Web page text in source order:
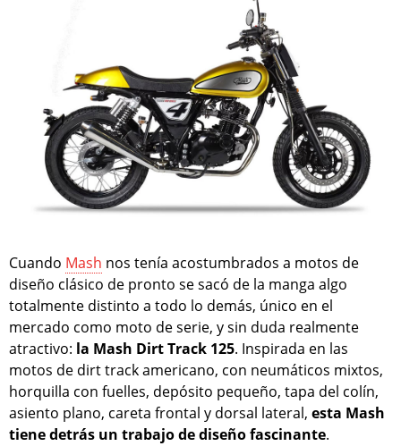
Cuando Mash nos tenía acostumbrados a motos de
diseño clásico de pronto se sacó de la manga algo
totalmente distinto a todo lo demás, único en el
mercado como moto de serie, y sin duda realmente
atractivo: la Mash Dirt Track 125. Inspirada en las
motos de dirt track americano, con neumáticos mixtos,
horquilla con fuelles, depósito pequeño, tapa del colín,
asiento plano, careta frontal y dorsal lateral, esta Mash
tiene detrás un trabajo de diseño fascinante.